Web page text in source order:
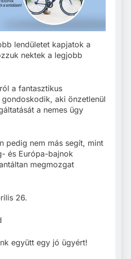
lendületet kapjatok a
nektek a legjobb
a fantasztikus
gondoskodik, aki önzetlenül
a nemes ügy
pedig nem más segít, mint
és Európa-bajnok
megmozgat
26.
együtt egy jó ügyért!